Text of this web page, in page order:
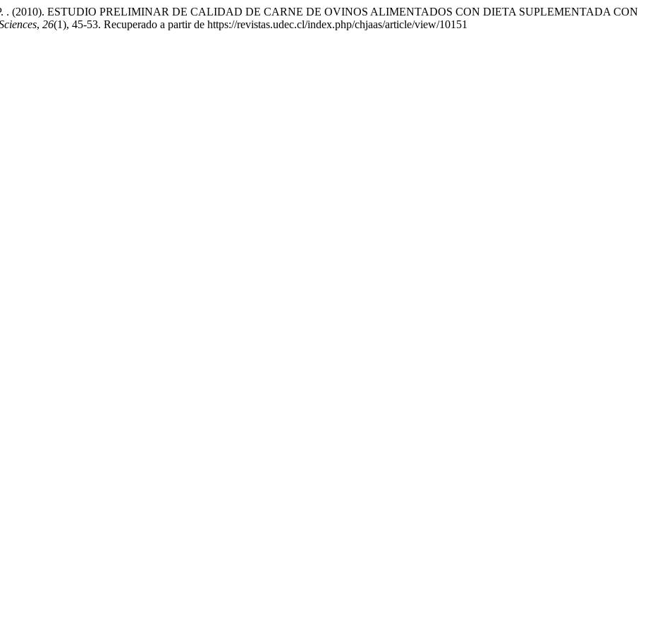
P. . (2010). ESTUDIO PRELIMINAR DE CALIDAD DE CARNE DE OVINOS ALIMENTADOS CON DIETA SUPLEMENTADA CON
, 26(1), 45-53. Recuperado a partir de https://revistas.udec.cl/index.php/chjaas/article/view/10151